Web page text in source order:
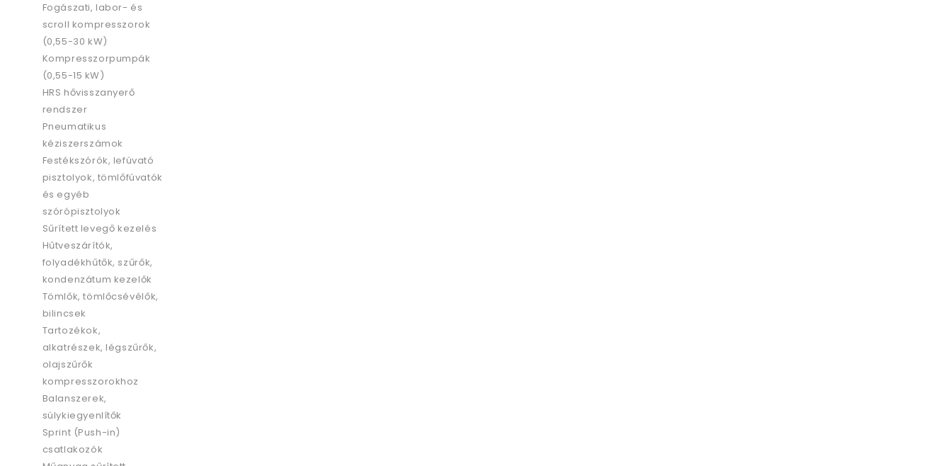
Fogászati, labor- és
scroll kompresszorok
(0,55-30 kW)
Kompresszorpumpák
(0,55-15 kW)
HRS hővisszanyerő
rendszer
Pneumatikus
kéziszerszámok
Festékszórók, lefúvató
pisztolyok, tömlőfúvatók
és egyéb
szórópisztolyok
Sűrített levegő kezelés
Hűtveszárítók,
folyadékhűtők, szűrők,
kondenzátum kezelők
Tömlők, tömlőcsévélők,
bilincsek
Tartozékok,
alkatrészek, légszűrők,
olajszűrők
kompresszorokhoz
Balanszerek,
súlykiegyenlítők
Sprint (Push-in)
csatlakozók